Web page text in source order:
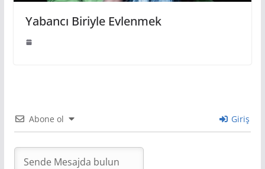
Yabancı Biriyle Evlenmek
Abone ol Giriş